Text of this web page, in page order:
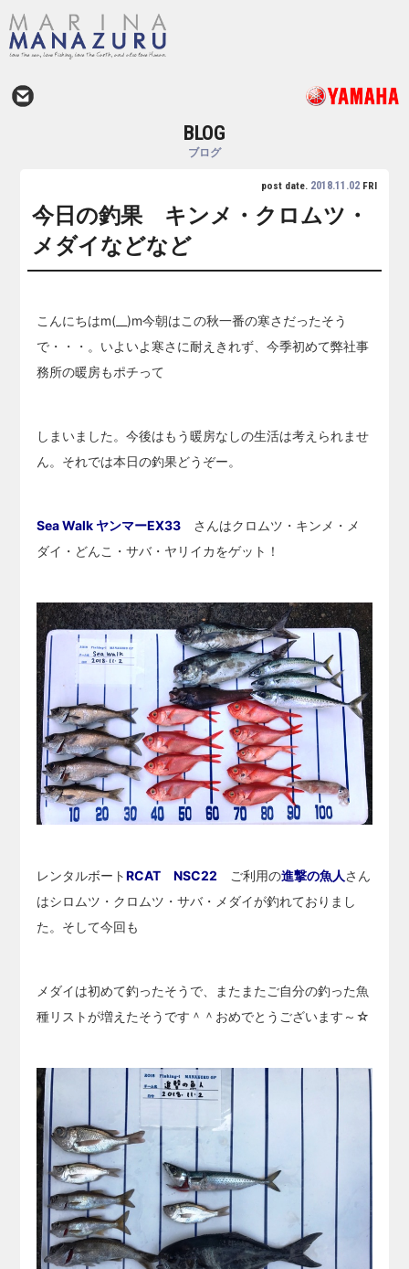
BLOG
ブログ
post date. 2018.11.02FRI
今日の釣果 キンメ・クロムツ・
メダイなどなど
こんにちはm(__)m今朝はこの秋一番の寒さだったそう
で・・・。いよいよ寒さに耐えきれず、今季初めて弊社事
務所の暖房もポチって
しまいました。今後はもう暖房なしの生活は考えられませ
ん。それでは本日の釣果どうぞー。
Sea Walk ヤンマーEX33 さんはクロムツ・キンメ・メ
ダイ・どんこ・サバ・ヤリイカをゲット！
レンタルボートRCAT NSC22 ご利用の進撃の魚人さん
はシロムツ・クロムツ・サバ・メダイが釣れておりまし
た。そして今回も
メダイは初めて釣ったそうで、またまたご自分の釣った魚
種リストが増えたそうです＾＾おめでとうございます～☆